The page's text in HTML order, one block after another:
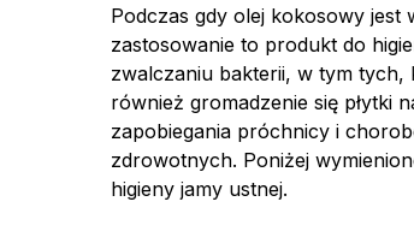
Podczas gdy olej kokosowy jest
zastosowanie to produkt do
zwalczaniu bakterii, w tym tych,
również gromadzenie się płytki
zapobiegania próchnicy i
zdrowotnych. Poniżej
higieny jamy ustnej.